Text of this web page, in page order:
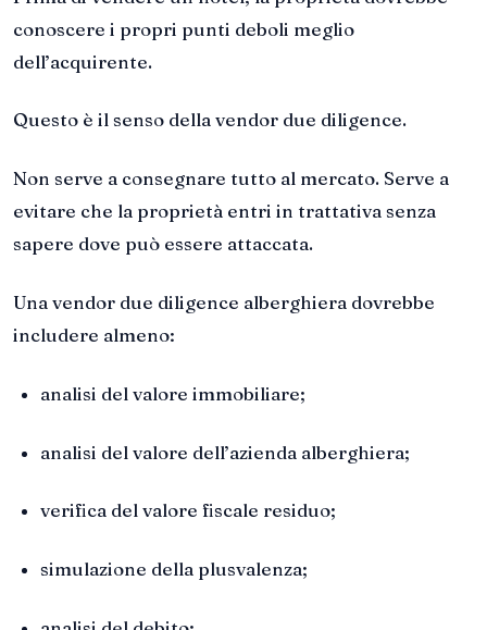
conoscere i propri punti deboli meglio
dell’acquirente.
Questo è il senso della vendor due diligence.
Non serve a consegnare tutto al mercato. Serve a
evitare che la proprietà entri in trattativa senza
sapere dove può essere attaccata.
Una vendor due diligence alberghiera dovrebbe
includere almeno:
analisi del valore immobiliare;
analisi del valore dell’azienda alberghiera;
verifica del valore fiscale residuo;
simulazione della plusvalenza;